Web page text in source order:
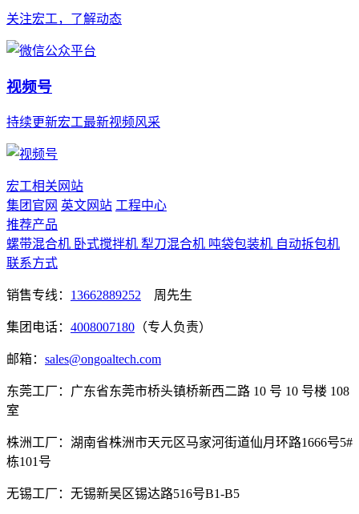
关注宏工，了解动态
视频号
持续更新宏工最新视频风采
宏工相关网站
集团官网 英文网站 工程中心
推荐产品
螺带混合机 卧式搅拌机 犁刀混合机 吨袋包装机 自动拆包机
联系方式
销售专线： 13662889252 周先生
集团电话： 4008007180 （专人负责）
邮箱： sales@ongoaltech.com
东莞工厂：广东省东莞市桥头镇桥新西二路 10 号 10 号楼 108
室
株洲工厂：湖南省株洲市天元区马家河街道仙月环路1666号5#
栋101号
无锡工厂：无锡新吴区锡达路516号B1-B5